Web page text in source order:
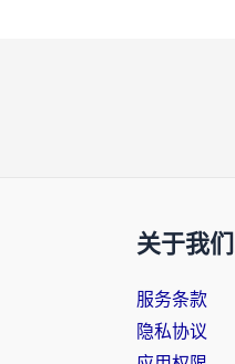
关于我们
服务条款
隐私协议